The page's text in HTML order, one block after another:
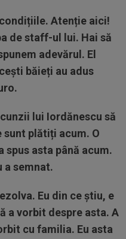
Atenție aici!
de staff-ul lui. Hai să
adevărul. El
băieți au adus
lui Iordănescu să
plătiți acum. O
asta până acum.
a semnat.
Eu din ce știu, e
a vorbit despre asta. A
cu familia. Eu asta